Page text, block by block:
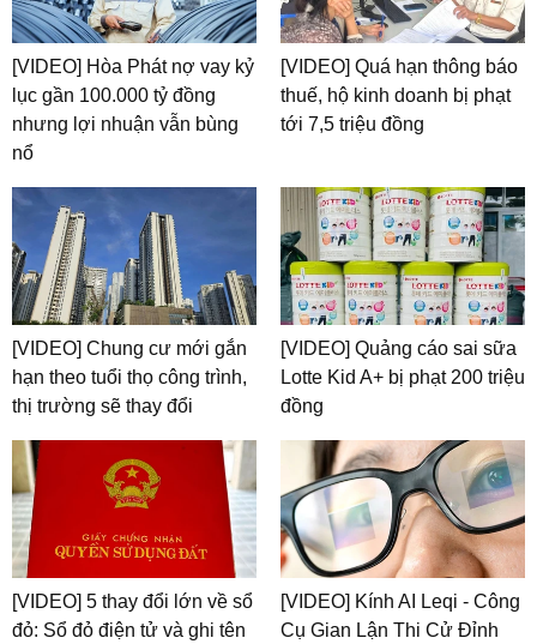
[VIDEO] Hòa Phát nợ vay kỷ
lục gần 100.000 tỷ đồng
nhưng lợi nhuận vẫn bùng
nổ
[VIDEO] Quá hạn thông báo
thuế, hộ kinh doanh bị phạt
tới 7,5 triệu đồng
[VIDEO] Chung cư mới gắn
hạn theo tuổi thọ công trình,
thị trường sẽ thay đổi
[VIDEO] Quảng cáo sai sữa
Lotte Kid A+ bị phạt 200 triệu
đồng
[VIDEO] 5 thay đổi lớn về sổ
đỏ: Sổ đỏ điện tử và ghi tên
[VIDEO] Kính AI Leqi - Công
Cụ Gian Lận Thi Cử Đỉnh